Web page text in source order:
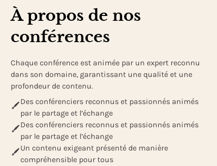
À propos de nos
conférences
Chaque conférence est animée par un expert reconnu
dans son domaine, garantissant une qualité et une
profondeur de contenu.
Des conférenciers reconnus et passionnés animés
par le partage et l’échange
Des conférenciers reconnus et passionnés animés
par le partage et l’échange
Un contenu exigeant présenté de manière
compréhensible pour tous